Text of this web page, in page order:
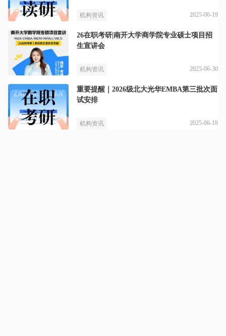
机构资讯 2025-06-19
26在职考研|南开大学商学院专业硕士项目招
生宣讲会
机构资讯 2025-06-30
重要提醒｜2026级北大光华EMBA第三批次面
试安排
机构资讯 2025-06-18